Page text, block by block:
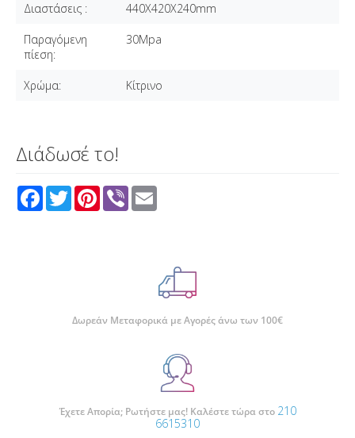
Διαστάσεις : 440X420X240mm
Παραγόμενη
πίεση:
30Μpa
Χρώμα: Κίτρινο
Διάδωσέ το!
F
T
w
P
V
Δωρεάν Μεταφορικά με Αγορές άνω των 100€
Έχετε Απορία; Ρωτήστε μας! Καλέστε τώρα στο 210
6615310